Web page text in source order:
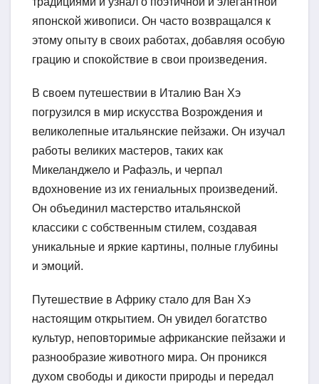
японской живописи. Он часто возвращался к
этому опыту в своих работах, добавляя особую
грацию и спокойствие в свои произведения.
В своем путешествии в Италию Ван Хэ
погрузился в мир искусства Возрождения и
великолепные итальянские пейзажи. Он изучал
работы великих мастеров, таких как
Микеланджело и Рафаэль, и черпал
вдохновение из их гениальных произведений.
Он объединил мастерство итальянской
классики с собственным стилем, создавая
уникальные и яркие картины, полные глубины
и эмоций.
Путешествие в Африку стало для Ван Хэ
настоящим открытием. Он увидел богатство
культур, неповторимые африканские пейзажи и
разнообразие животного мира. Он проникся
духом свободы и дикости природы и передал